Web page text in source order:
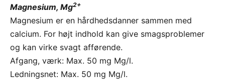
Magnesium, Mg2+
Magnesium er en hårdhedsdanner sammen med
calcium. For højt indhold kan give smagsproblemer
og kan virke svagt afførende.
Afgang, værk: Max. 50 mg Mg/l.
Ledningsnet: Max. 50 mg Mg/l.